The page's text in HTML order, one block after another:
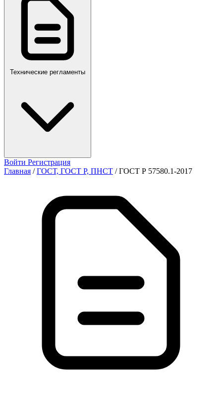
Технические регламенты
Войти Регистрация
Главная / ГОСТ, ГОСТ Р, ПНСТ / ГОСТ Р 57580.1-2017